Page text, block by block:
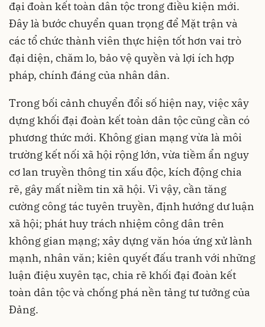
đại đoàn kết toàn dân tộc trong điều kiện mới.
Đây là bước chuyển quan trọng để Mặt trận và
các tổ chức thành viên thực hiện tốt hơn vai trò
đại diện, chăm lo, bảo vệ quyền và lợi ích hợp
pháp, chính đáng của nhân dân.
Trong bối cảnh chuyển đổi số hiện nay, việc xây
dựng khối đại đoàn kết toàn dân tộc cũng cần có
phương thức mới. Không gian mạng vừa là môi
trường kết nối xã hội rộng lớn, vừa tiềm ẩn nguy
cơ lan truyền thông tin xấu độc, kích động chia
rẽ, gây mất niềm tin xã hội. Vì vậy, cần tăng
cường công tác tuyên truyền, định hướng dư luận
xã hội; phát huy trách nhiệm công dân trên
không gian mạng; xây dựng văn hóa ứng xử lành
mạnh, nhân văn; kiên quyết đấu tranh với những
luận điệu xuyên tạc, chia rẽ khối đại đoàn kết
toàn dân tộc và chống phá nền tảng tư tưởng của
Đảng.